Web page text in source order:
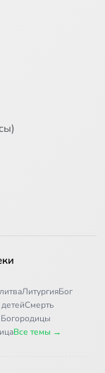
ЛитургияБог
Смерть
Все темы →